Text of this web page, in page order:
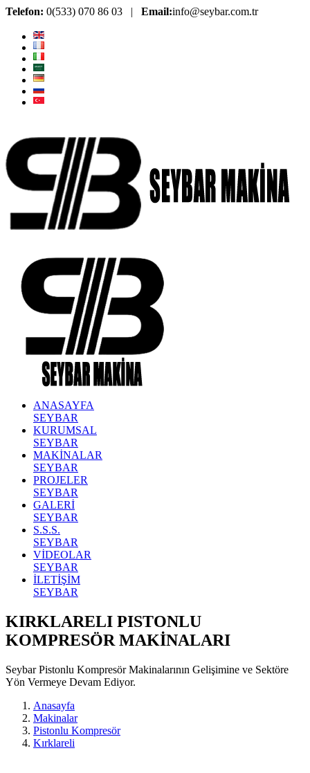
Telefon: 0(533) 070 86 03 | Email:info@seybar.com.tr
ANASAYFA
SEYBAR
KURUMSAL
SEYBAR
MAKİNALAR
SEYBAR
PROJELER
SEYBAR
GALERİ
SEYBAR
S.S.S.
SEYBAR
VİDEOLAR
SEYBAR
İLETİŞİM
SEYBAR
KIRKLARELI PISTONLU
KOMPRESÖR MAKİNALARI
Seybar Pistonlu Kompresör Makinalarının Gelişimine ve Sektöre
Yön Vermeye Devam Ediyor.
Anasayfa
Makinalar
Pistonlu Kompresör
Kırklareli